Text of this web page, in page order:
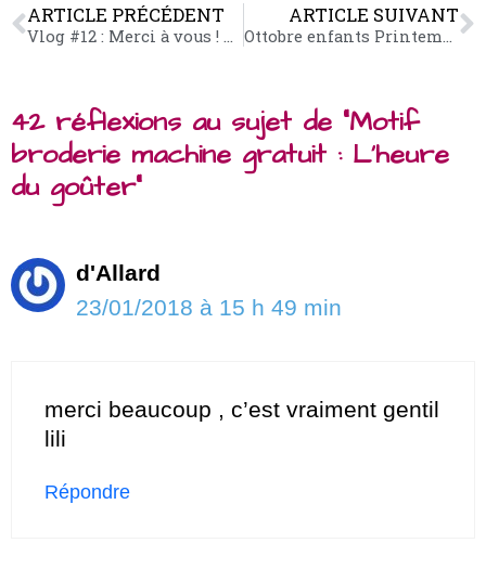
ARTICLE PRÉCÉDENT ARTICLE SUIVANT
42 réflexions au sujet de “Motif
broderie machine gratuit : L’heure
du goûter”
d'Allard
23/01/2018 à 15 h 49 min
merci beaucoup , c’est vraiment gentil
lili
Répondre